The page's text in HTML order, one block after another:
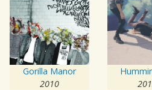
Gorilla Manor
2010